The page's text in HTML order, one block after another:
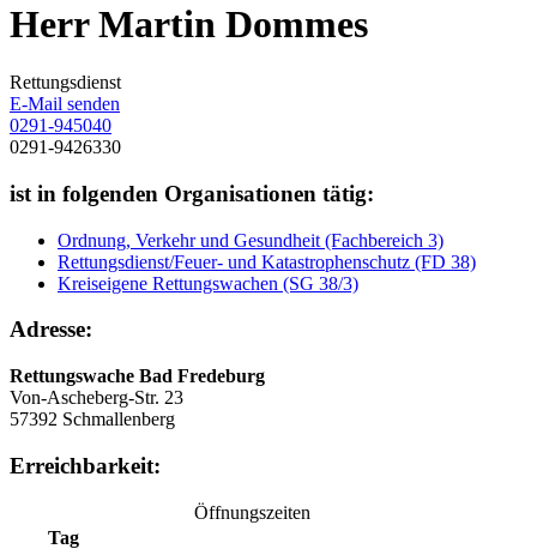
Herr Martin Dommes
Rettungsdienst
E-Mail senden
0291-945040
0291-9426330
ist in folgenden Organisationen tätig:
Ordnung, Verkehr und Gesundheit (Fachbereich 3)
Rettungsdienst/Feuer- und Katastrophenschutz (FD 38)
Kreiseigene Rettungswachen (SG 38/3)
Adresse:
Rettungswache Bad Fredeburg
Von-Ascheberg-Str. 23
57392 Schmallenberg
Erreichbarkeit:
Öffnungszeiten
Tag